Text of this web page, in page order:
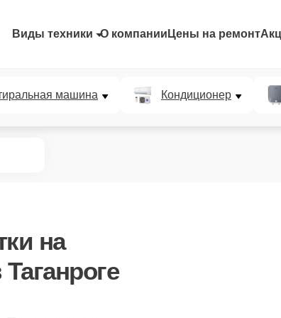
Виды техники О компании Цены на ремонт
машина Кондиционер
на